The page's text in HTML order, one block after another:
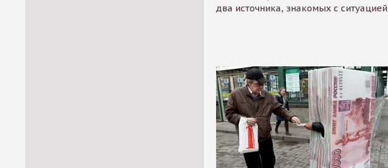
два источника, знакомых с ситуацией